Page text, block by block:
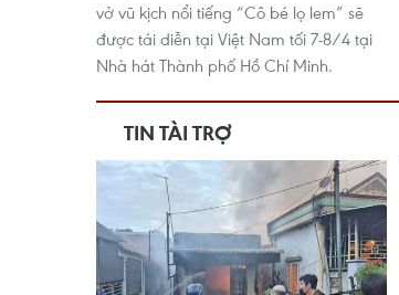
vở vũ kịch nổi tiếng “Cô bé lọ lem” sẽ
được tái diễn tại Việt Nam tối 7-8/4 tại
Nhà hát Thành phố Hồ Chí Minh.